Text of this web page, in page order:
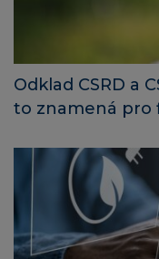
Odklad CSRD a
to znamená pro